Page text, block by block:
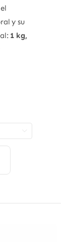
y su
1 kg,